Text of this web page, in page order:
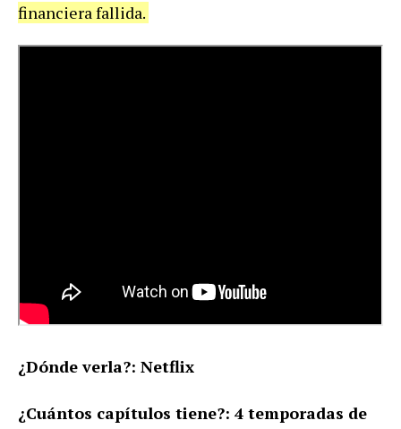
financiera fallida.
¿Dónde verla?: Netflix
¿Cuántos capítulos tiene?: 4 temporadas de